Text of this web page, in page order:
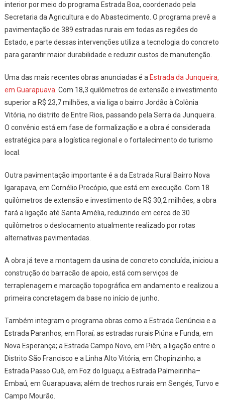
interior por meio do programa Estrada Boa, coordenado pela
Secretaria da Agricultura e do Abastecimento. O programa prevê a
pavimentação de 389 estradas rurais em todas as regiões do
Estado, e parte dessas intervenções utiliza a tecnologia do concreto
para garantir maior durabilidade e reduzir custos de manutenção.
Uma das mais recentes obras anunciadas é a Estrada da Junqueira,
em Guarapuava. Com 18,3 quilômetros de extensão e investimento
superior a R$ 23,7 milhões, a via liga o bairro Jordão à Colônia
Vitória, no distrito de Entre Rios, passando pela Serra da Junqueira.
O convênio está em fase de formalização e a obra é considerada
estratégica para a logística regional e o fortalecimento do turismo
local.
Outra pavimentação importante é a da Estrada Rural Bairro Nova
Igarapava, em Cornélio Procópio, que está em execução. Com 18
quilômetros de extensão e investimento de R$ 30,2 milhões, a obra
fará a ligação até Santa Amélia, reduzindo em cerca de 30
quilômetros o deslocamento atualmente realizado por rotas
alternativas pavimentadas.
A obra já teve a montagem da usina de concreto concluída, iniciou a
construção do barracão de apoio, está com serviços de
terraplenagem e marcação topográfica em andamento e realizou a
primeira concretagem da base no início de junho.
Também integram o programa obras como a Estrada Genúncia e a
Estrada Paranhos, em Floraí; as estradas rurais Piúna e Funda, em
Nova Esperança; a Estrada Campo Novo, em Piên; a ligação entre o
Distrito São Francisco e a Linha Alto Vitória, em Chopinzinho; a
Estrada Passo Cuê, em Foz do Iguaçu; a Estrada Palmeirinha–
Embaú, em Guarapuava; além de trechos rurais em Sengés, Turvo e
Campo Mourão.